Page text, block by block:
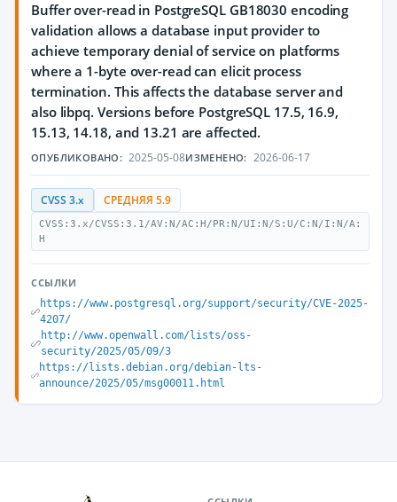
Buffer over-read in PostgreSQL GB18030 encoding
validation allows a database input provider to
achieve temporary denial of service on platforms
where a 1-byte over-read can elicit process
termination. This affects the database server and
also libpq. Versions before PostgreSQL 17.5, 16.9,
15.13, 14.18, and 13.21 are affected.
ОПУБЛИКОВАНО: 2025-05-08ИЗМЕНЕНО: 2026-06-17
CVSS 3.x СРЕДНЯЯ 5.9
CVSS:3.x/CVSS:3.1/AV:N/AC:H/PR:N/UI:N/S:U/C:N/I:N/A:
H
ССЫЛКИ
https://www.postgresql.org/support/security/CVE-2025-
4207/
http://www.openwall.com/lists/oss-
security/2025/05/09/3
https://lists.debian.org/debian-lts-
announce/2025/05/msg00011.html